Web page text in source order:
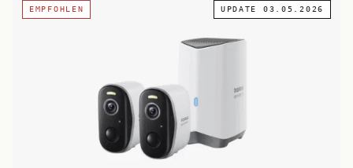
EMPFOHLEN UPDATE 03.05.2026